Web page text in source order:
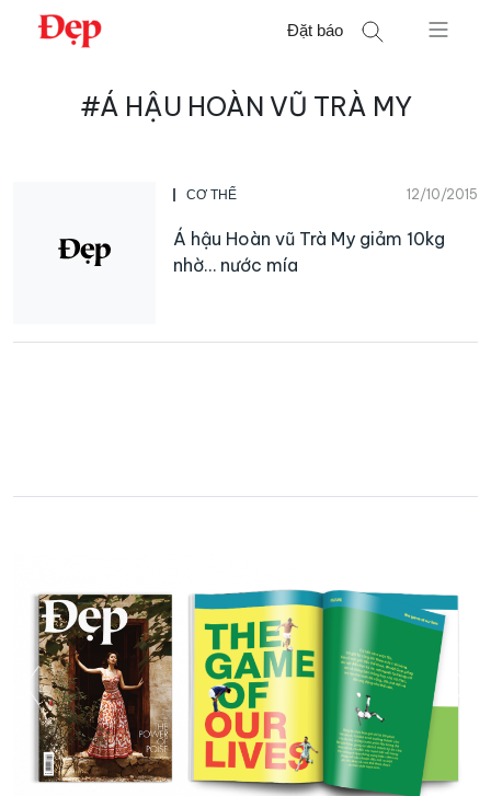
Chuyển
Đặt báo
#Á HẬU HOÀN VŨ TRÀ MY
CƠ THỂ 12/10/2015
Á hậu Hoàn vũ Trà My giảm 10kg
nhờ… nước mía